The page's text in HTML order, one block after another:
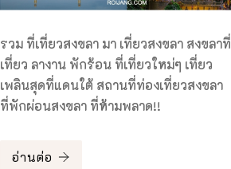
รวม ที่เที่ยวสงขลา มา เที่ยวสงขลา สงขลาที่
เที่ยว ลางาน พักร้อน ที่เที่ยวใหม่ๆ เที่ยว
เพลินสุดที่แดนใต้ สถานที่ท่องเที่ยวสงขลา
ที่พักผ่อนสงขลา ที่ห้ามพลาด!!
อ่านต่อ